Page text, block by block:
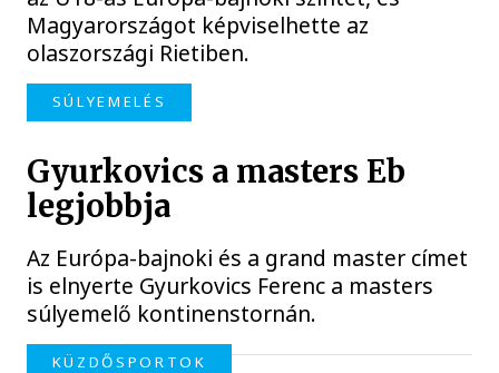
Magyarországot képviselhette az
olaszországi Rietiben.
SÚLYEMELÉS
Gyurkovics a masters Eb
legjobbja
Az Európa-bajnoki és a grand master címet
is elnyerte Gyurkovics Ferenc a masters
súlyemelő kontinenstornán.
KÜZDŐSPORTOK